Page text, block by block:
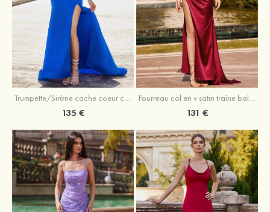
Trumpette/Sirène cache coeur charmeuse traîne balayage robe de bal
135 €
Fourreau col en v satin traîne balayage robe de bal
131 €